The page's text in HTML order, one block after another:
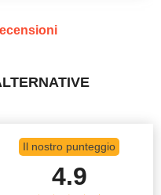
Il nostro punteggio
4.9